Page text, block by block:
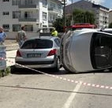
Yaşam-